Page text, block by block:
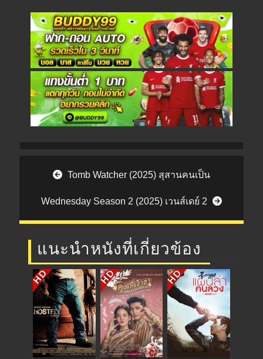
Post navigation
Tomb Watcher (2025) สุสานคนเป็น
Wednesday Season 2 (2025) เวนส์เดย์ 2
แนะนำหนังที่เกี่ยวข้อง
HD HD HD